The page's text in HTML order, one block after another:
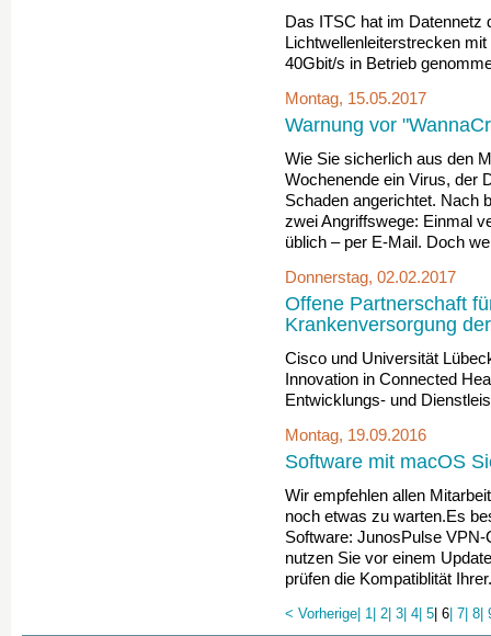
Das ITSC hat im Datennetz
Lichtwellenleiterstrecken
40Gbit/s in Betrieb
Montag, 15.05.2017
Warnung vor
Wie Sie sicherlich aus den
Wochenende ein Virus, der
Schaden angerichtet. Nach
zwei Angriffswege: Einmal
üblich – per E-Mail. Doch
Donnerstag, 02.02.2017
Offene Partnerschaft
Krankenversorgung
Cisco und Universität
Innovation in Connected
Entwicklungs- und
Montag, 19.09.2016
Software mit macOS
Wir empfehlen allen
noch etwas zu warten.Es
Software: JunosPulse
nutzen Sie vor einem
prüfen die Kompatiblität
< Vorherige | 1 | 2 | 3 | 4 | 5 | 6 | 7 | 8 |